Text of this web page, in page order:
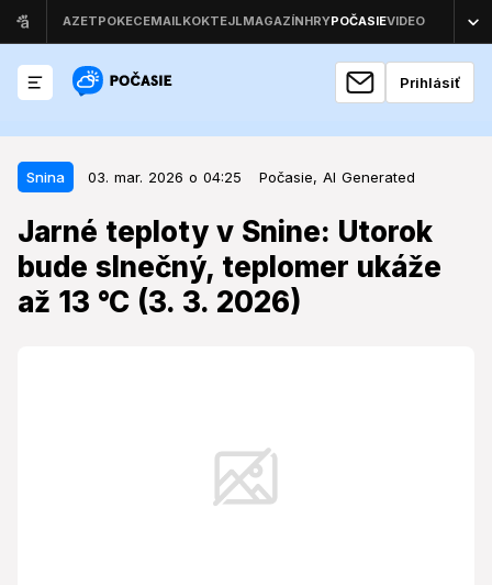
Prihlásiť
Snina 03. mar. 2026 o 04:25 Počasie, AI Generated
Jarné teploty v Snine: Utorok
bude slnečný, teplomer ukáže
až 13 °C (3. 3. 2026)
Snina 03. mar. 2026 o 04:25
Jarné teploty v Snine: Utorok
bude slnečný, teplomer ukáže až
13 °C (3. 3. 2026)